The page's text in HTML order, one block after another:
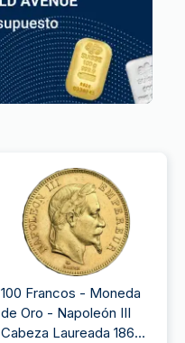
100 Francos - Moneda
de Oro - Napoleón III
Cabeza Laureada 1869